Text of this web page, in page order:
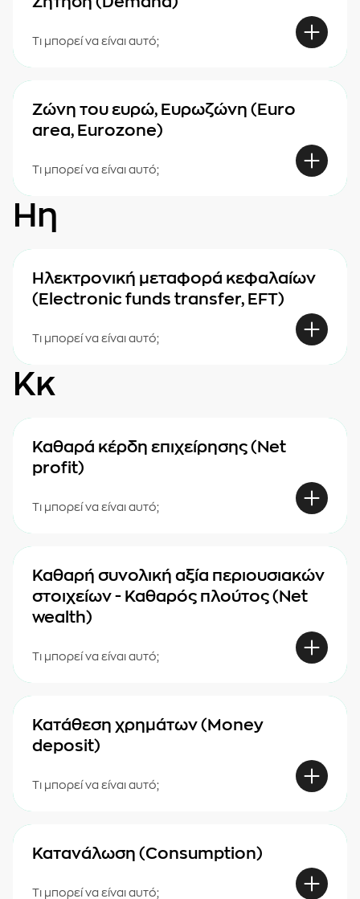
Τι μπορεί να είναι αυτό;
Ζώνη του ευρώ, Ευρωζώνη (Euro
area, Eurozone)
Τι μπορεί να είναι αυτό;
Ηη
Ηλεκτρονική μεταφορά κεφαλαίων
(Electronic funds transfer, EFT)
Τι μπορεί να είναι αυτό;
Κκ
Καθαρά κέρδη επιχείρησης (Net
profit)
Τι μπορεί να είναι αυτό;
Καθαρή συνολική αξία περιουσιακών
στοιχείων - Καθαρός πλούτος (Net
wealth)
Τι μπορεί να είναι αυτό;
Κατάθεση χρημάτων (Money
deposit)
Τι μπορεί να είναι αυτό;
Κατανάλωση (Consumption)
Τι μπορεί να είναι αυτό;